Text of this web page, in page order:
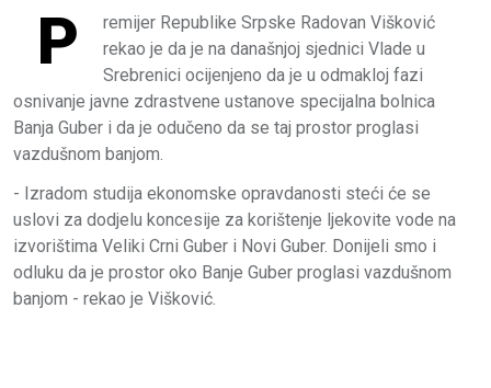
P
remijer Republike Srpske Radovan Višković
rekao je da je na današnjoj sjednici Vlade u
Srebrenici ocijenjeno da je u odmakloj fazi
osnivanje javne zdrastvene ustanove specijalna bolnica
Banja Guber i da je odučeno da se taj prostor proglasi
vazdušnom banjom.
- Izradom studija ekonomske opravdanosti steći će se
uslovi za dodjelu koncesije za korištenje ljekovite vode na
izvorištima Veliki Crni Guber i Novi Guber. Donijeli smo i
odluku da je prostor oko Banje Guber proglasi vazdušnom
banjom - rekao je Višković.